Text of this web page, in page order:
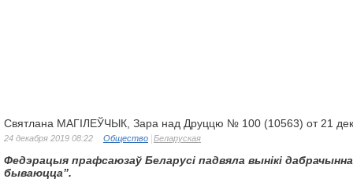
Святлана МАГІЛЕЎЧЫК, Зара над Друццю № 100 (10563) от 21
24 декабря 2019 08:22 Общество Беларуская
Федэрацыя прафсаюзаў Беларусі падвяла вынікі
бываюцца”.